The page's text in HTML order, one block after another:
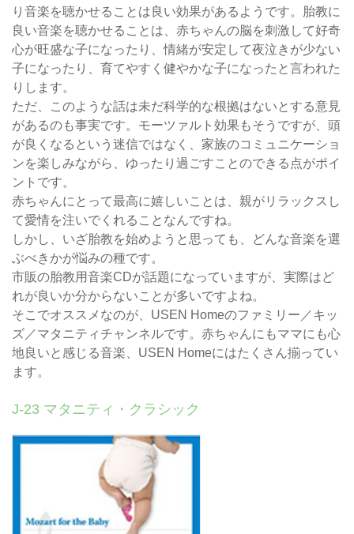
り音楽を聴かせることは良い効果があるようです。胎教に
良い音楽を聴かせることは、赤ちゃんの脳を刺激して好奇
心が旺盛な子になったり、情緒が安定して夜泣きが少ない
子になったり、育てやすく健やかな子になったと言われた
りします。
ただ、このような話は未だ科学的な根拠はないとする意見
があるのも事実です。モーツァルト効果もそうですが、頭
が良くなるという迷信ではなく、家族のコミュニケーショ
ンを楽しみながら、ゆったり過ごすことのできる点がポイ
ントです。
赤ちゃんにとって最高に嬉しいことは、親がリラックスし
て愛情を注いでくれることなんですね。
しかし、いざ胎教を始めようと思っても、どんな音楽を選
ぶべきかが悩みの種です。
市販の胎教用音楽CDが話題になっていますが、実際はど
れが良いか分からないことが多いですよね。
そこでオススメなのが、USEN Homeのファミリー／キッ
ズ／マタニティチャンネルです。赤ちゃんにもママにも心
地良いと感じる音楽、USEN Homeにはたくさん揃ってい
ます。
J-23 マタニティ・クラシック